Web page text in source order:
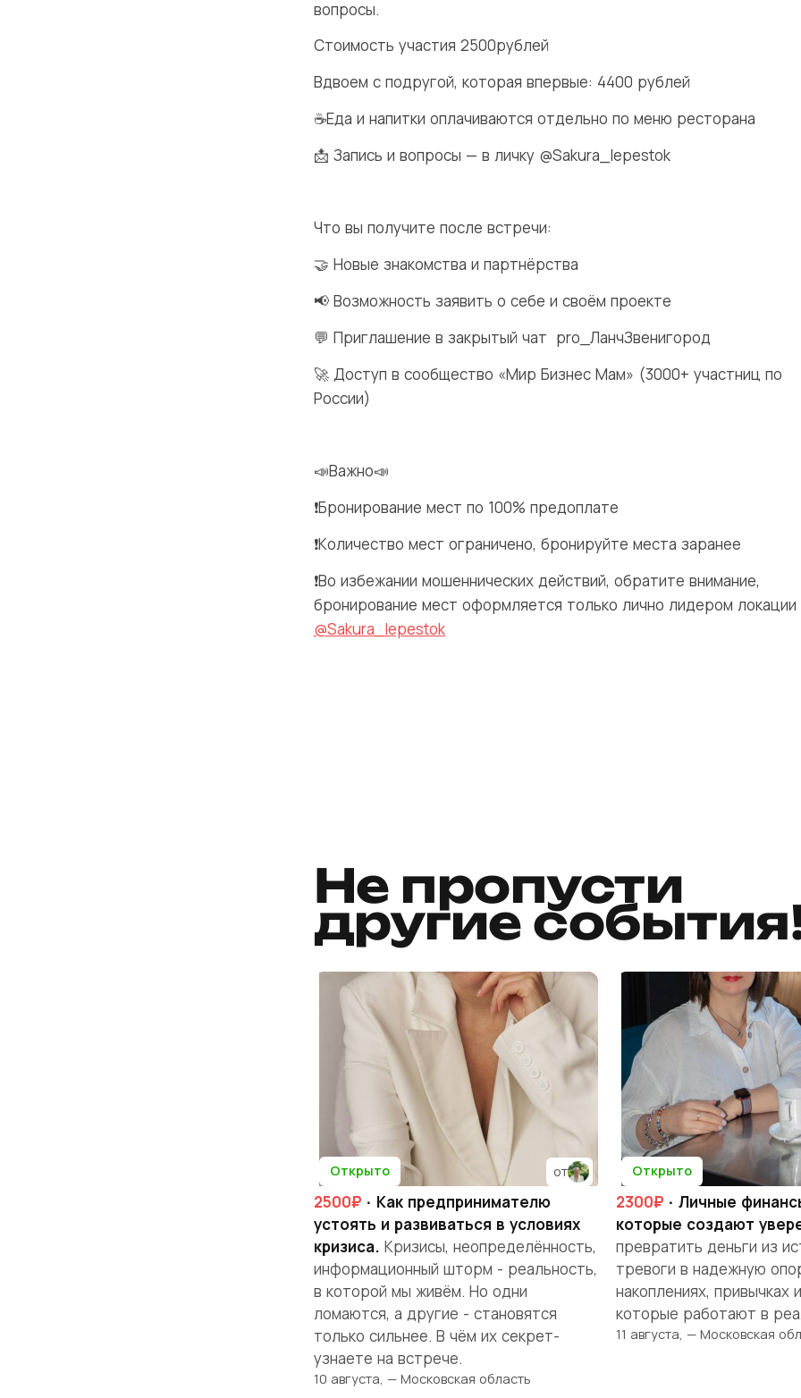
вопросы.
Стоимость участия 2500рублей
Вдвоем с подругой, которая впервые: 4400 рублей
☕Еда и напитки оплачиваются отдельно по меню ресторана
📩 Запись и вопросы — в личку @Sakura_lepestok
Что вы получите после встречи:
🤝 Новые знакомства и партнёрства
📢 Возможность заявить о себе и своём проекте
💬 Приглашение в закрытый чат pro_ЛанчЗвенигород
🚀 Доступ в сообщество «Мир Бизнес Мам» (3000+ участниц по
России)
📣Важно📣
❗Бронирование мест по 100% предоплате
❗Количество мест ограничено, бронируйте места заранее
❗Во избежании мошеннических действий, обратите внимание,
бронирование мест оформляется только лично лидером локации
@Sakura_lepestok
Не пропусти
другие
Открыто от
2500₽ · Как предпринимателю
устоять и развиваться в условиях
кризиса. Кризисы, неопределённость,
информационный шторм - реальность,
в которой мы живём. Но одни
ломаются, а другие - становятся
только сильнее. В чём их секрет-
узнаете на встрече.
10 августа, — Московская область
Открыто
2300₽ · Личные
которые создают
превратить деньги из
тревоги в надежную
накоплениях, привычках
которые работают в
11 августа, — Московская